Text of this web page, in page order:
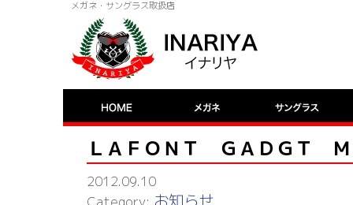
メガネ・サングラス取扱店
ＬＡＦＯＮＴ ＧＡＤＧＴ
2012.09.10
お知らせ